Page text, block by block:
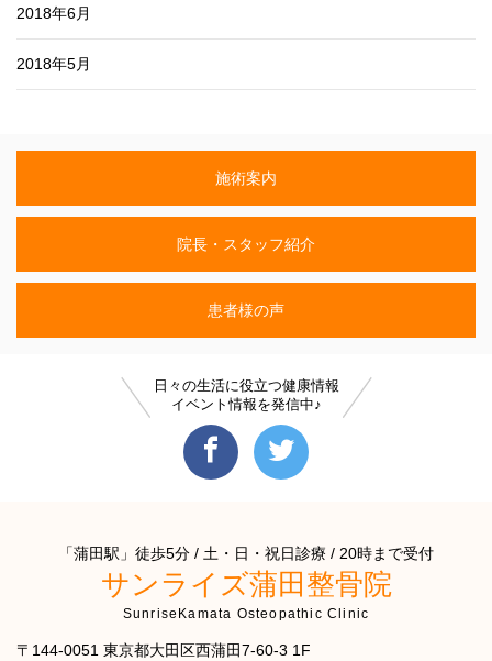
2018年6月
2018年5月
施術案内
院長・スタッフ紹介
患者様の声
日々の生活に役立つ健康情報
イベント情報を発信中♪
「蒲田駅」徒歩5分 / 土・日・祝日診療 / 20時まで受付
サンライズ蒲田整骨院
SunriseKamata Osteopathic Clinic
〒144-0051 東京都大田区西蒲田7-60-3 1F